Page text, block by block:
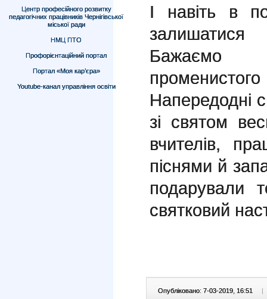
Центр професійного розвитку
педагогічних працівників Чернігівської
міської ради
НМЦ ПТО
Профорієнтаційний портал
Портал «Моя кар’єра»
Youtube-канал управління освіти
І навіть в
Бажаємо
Напередодні
зі святом
вчителів,
піснями й
подарували
святковий
Опубліковано: 7-03-2019, 16:51 |